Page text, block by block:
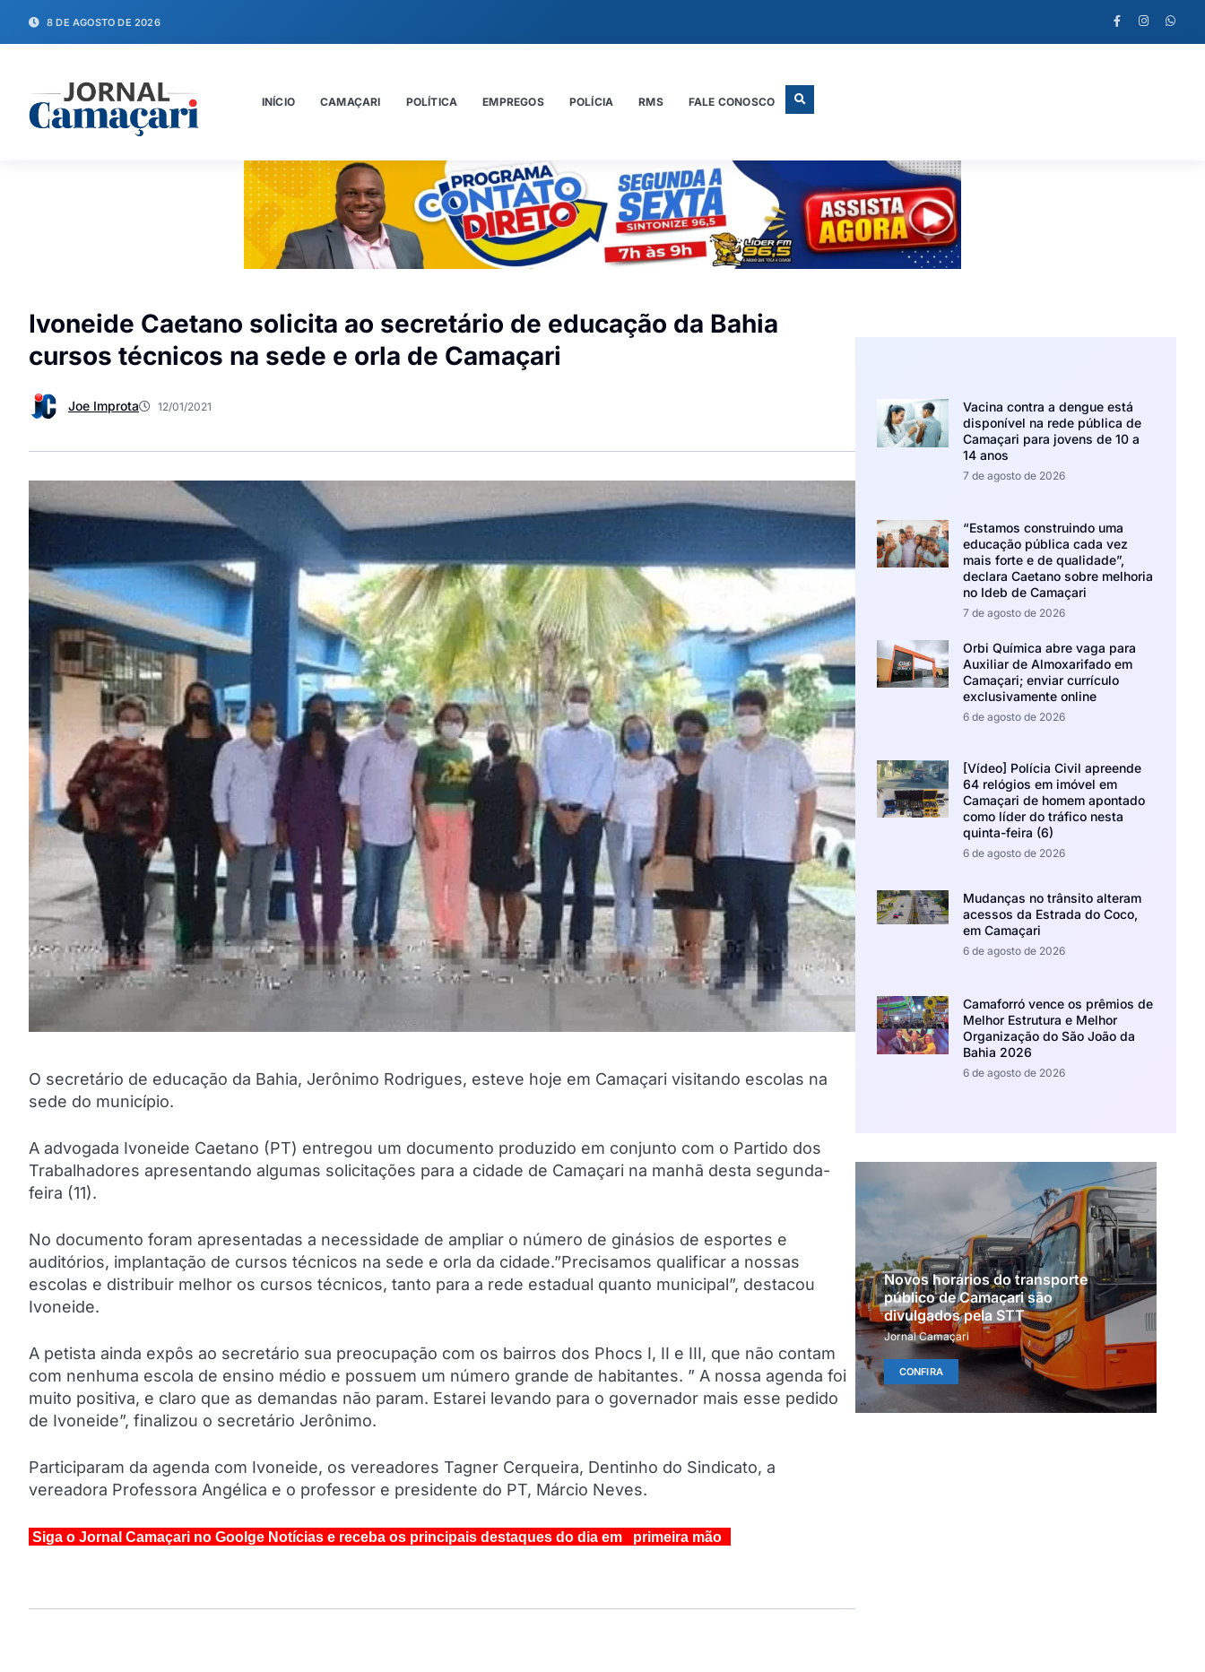
8 DE AGOSTO DE 2026
INÍCIO CAMAÇARI POLÍTICA EMPREGOS POLÍCIA RMS FALE CONOSCO
Ivoneide Caetano solicita ao secretário de educação da Bahia
cursos técnicos na sede e orla de Camaçari
Joe Improta 12/01/2021
O secretário de educação da Bahia, Jerônimo Rodrigues, esteve hoje em Camaçari visitando escolas na
sede do município.
A advogada Ivoneide Caetano (PT) entregou um documento produzido em conjunto com o Partido dos
Trabalhadores apresentando algumas solicitações para a cidade de Camaçari na manhã desta segunda-
feira (11).
No documento foram apresentadas a necessidade de ampliar o número de ginásios de esportes e
auditórios, implantação de cursos técnicos na sede e orla da cidade.”Precisamos qualificar a nossas
escolas e distribuir melhor os cursos técnicos, tanto para a rede estadual quanto municipal”, destacou
Ivoneide.
A petista ainda expôs ao secretário sua preocupação com os bairros dos Phocs I, II e III, que não contam
com nenhuma escola de ensino médio e possuem um número grande de habitantes. ” A nossa agenda foi
muito positiva, e claro que as demandas não param. Estarei levando para o governador mais esse pedido
de Ivoneide”, finalizou o secretário Jerônimo.
Participaram da agenda com Ivoneide, os vereadores Tagner Cerqueira, Dentinho do Sindicato, a
vereadora Professora Angélica e o professor e presidente do PT, Márcio Neves.
Siga o Jornal Camaçari no Goolge Notícias e receba os principais destaques do dia em primeira mão
Vacina contra a dengue está
disponível na rede pública de
Camaçari para jovens de 10 a
14 anos
7 de agosto de 2026
“Estamos construindo uma
educação pública cada vez
mais forte e de qualidade”,
declara Caetano sobre melhoria
no Ideb de Camaçari
7 de agosto de 2026
Orbi Química abre vaga para
Auxiliar de Almoxarifado em
Camaçari; enviar currículo
exclusivamente online
6 de agosto de 2026
[Vídeo] Polícia Civil apreende
64 relógios em imóvel em
Camaçari de homem apontado
como líder do tráfico nesta
quinta-feira (6)
6 de agosto de 2026
Mudanças no trânsito alteram
acessos da Estrada do Coco,
em Camaçari
6 de agosto de 2026
Camaforró vence os prêmios de
Melhor Estrutura e Melhor
Organização do São João da
Bahia 2026
6 de agosto de 2026
Novos horários do transporte
público de Camaçari são
divulgados pela STT
Jornal Camaçari
CONFIRA